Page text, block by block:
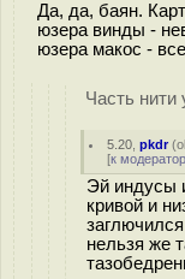
Да, да, баян.
юзера винды -
юзера макос -
Часть нити
5.20 ,pkdr(
[к
Эй индусы
кривой и
нельзя же